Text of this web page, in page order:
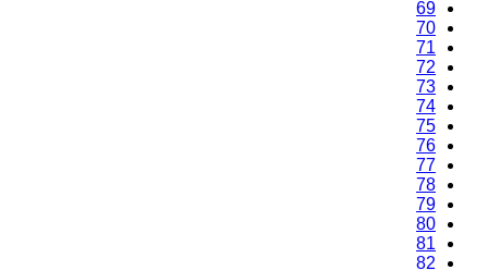
69
70
71
72
73
74
75
76
77
78
79
80
81
82